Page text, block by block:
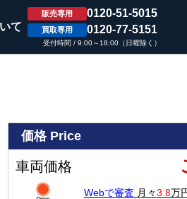
て
販売専用 0120-51-5015
買取専用 0120-77-5151
受付時間 / 9:00～18:00（日曜除く）
価格Price
車両価格
Webで審査 月々3.8万